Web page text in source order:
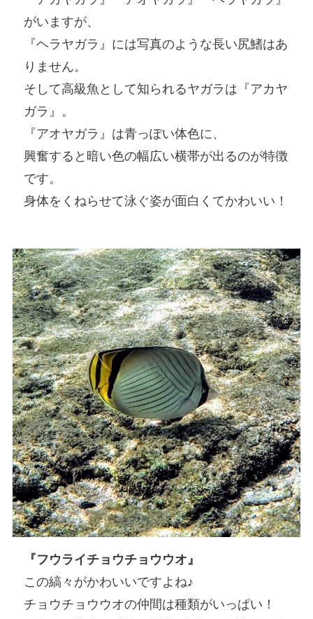
がいますが、
『ヘラヤガラ』には写真のような長い尻鰭はあ
りません。
そして高級魚として知られるヤガラは『アカヤ
ガラ』。
『アオヤガラ』は青っぽい体色に、
興奮すると暗い色の幅広い横帯が出るのが特徴
です。
身体をくねらせて泳ぐ姿が面白くてかわいい！
『フウライチョウチョウウオ』
この縞々がかわいいですよね♪
チョウチョウウオの仲間は種類がいっぱい！